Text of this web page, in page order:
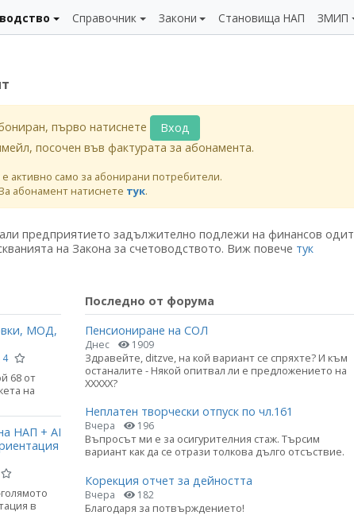
Справочник Закони Становища НАП ЗМИП
първо натиснете
Вход
посочен във фактурата за абонамента.
активно само за абонирани потребители.
За абонамент натиснете тук.
предприятието задължително подлежи на финансов одит
на Закона за счетоводството. Виж повече тук
МОД,
4
68 от
на
НАП + AI
в
Последно от форума
Пенсиониране на СОЛ
Днес 1909
Здравейте, ditzve, на кой вариант се спряхте? И към
останалите - Някой опитвал ли е предложението на
ХХХХХ?
Неплатен творчески отпуск по чл.161
Вчера 196
Въпросът ми е за осигурителния стаж. Търсим
вариант как да се отрази толкова дълго отсъствие.
Корекция отчет за дейността
Вчера 182
Благодаря за потвърждението!